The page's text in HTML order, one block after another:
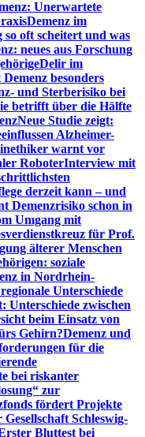
Unerwartete
Demenz im
oft scheitert und was
neues aus Forschung
Delir im
besonders
und Sterberisiko bei
betrifft über die Hälfte
Neue Studie zeigt:
Alzheimer-
warnt vor
RoboterInterview mit
derzeit kann – und
Demenzrisiko schon in
Umgang mit
für Prof.
älterer Menschen
soziale
in Nordrhein-
Unterschiede
Unterschiede zwischen
beim Einsatz von
Gehirn?Demenz und
für die
bei riskanter
zur
fördert Projekte
Schleswig-
Bluttest bei